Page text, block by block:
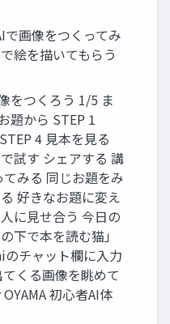
で画像をつくってみ
絵を描いてもらう
をつくろう 1/5 ま
題から STEP 1
4 ⾒本を⾒る
試す シェアする 講
みる 同じお題をみ
好きなお題に変え
に⾒せ合う 今⽇の
下で本を読む猫」
チャット欄に⼊⼒
くる画像を眺めて
初⼼者AI体